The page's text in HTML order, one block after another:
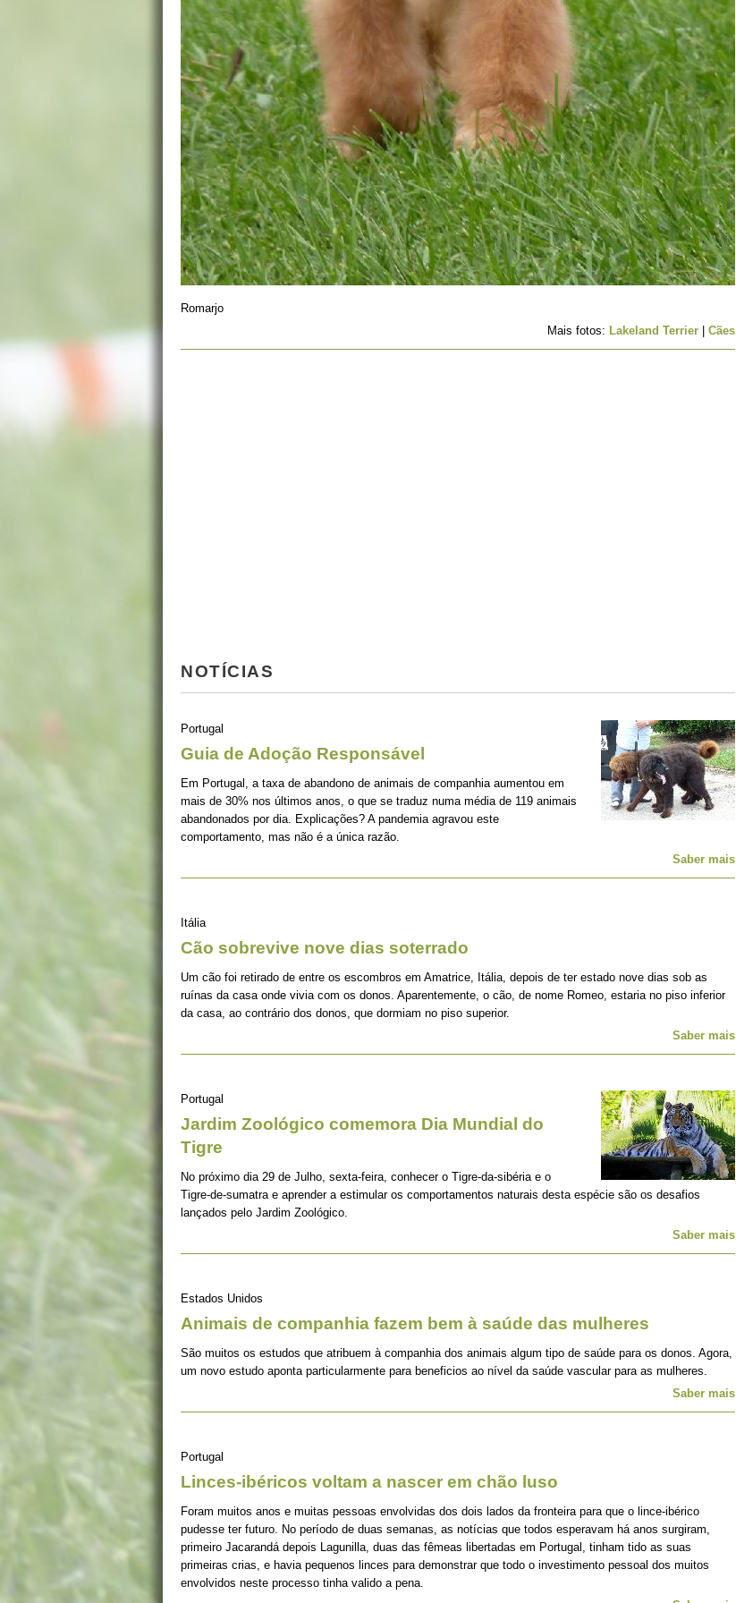
Romarjo
Mais fotos: Lakeland Terrier Cães
NOTÍCIAS
Portugal
Guia de Adoção Responsável
Em Portugal, a taxa de abandono de animais de companhia aumentou em
mais de 30% nos últimos anos, o que se traduz numa média de 119 animais
abandonados por dia. Explicações? A pandemia agravou este
comportamento, mas não é a única razão.
Saber mais
Itália
Cão sobrevive nove dias soterrado
Um cão foi retirado de entre os escombros em Amatrice, Itália, depois de ter estado nove dias sob as
ruínas da casa onde vivia com os donos. Aparentemente, o cão, de nome Romeo, estaria no piso inferior
da casa, ao contrário dos donos, que dormiam no piso superior.
Saber mais
Portugal
Jardim Zoológico comemora Dia Mundial do
Tigre
No próximo dia 29 de Julho, sexta-feira, conhecer o Tigre-da-sibéria e o
Tigre-de-sumatra e aprender a estimular os comportamentos naturais desta espécie são os desafios
lançados pelo Jardim Zoológico.
Saber mais
Estados Unidos
Animais de companhia fazem bem à saúde das mulheres
São muitos os estudos que atribuem à companhia dos animais algum tipo de saúde para os donos. Agora,
um novo estudo aponta particularmente para beneficios ao nível da saúde vascular para as mulheres.
Saber mais
Portugal
Linces-ibéricos voltam a nascer em chão luso
Foram muitos anos e muitas pessoas envolvidas dos dois lados da fronteira para que o lince-ibérico
pudesse ter futuro. No período de duas semanas, as notícias que todos esperavam há anos surgiram,
primeiro Jacarandá depois Lagunilla, duas das fêmeas libertadas em Portugal, tinham tido as suas
primeiras crias, e havia pequenos linces para demonstrar que todo o investimento pessoal dos muitos
envolvidos neste processo tinha valido a pena.